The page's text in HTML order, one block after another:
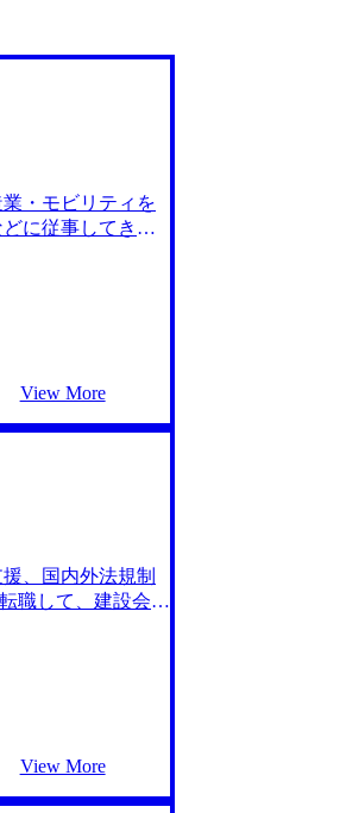
・モビリティを
に従事してきま
るのであれば、
て2社です。 最
さんの対
たのか」「どこ
じています。 岩
何をしたいの
ったです。自分
なると実感しま
View More
、国内外法規制
職して、建設会
入れて3社です。
さんとお話しした
View More